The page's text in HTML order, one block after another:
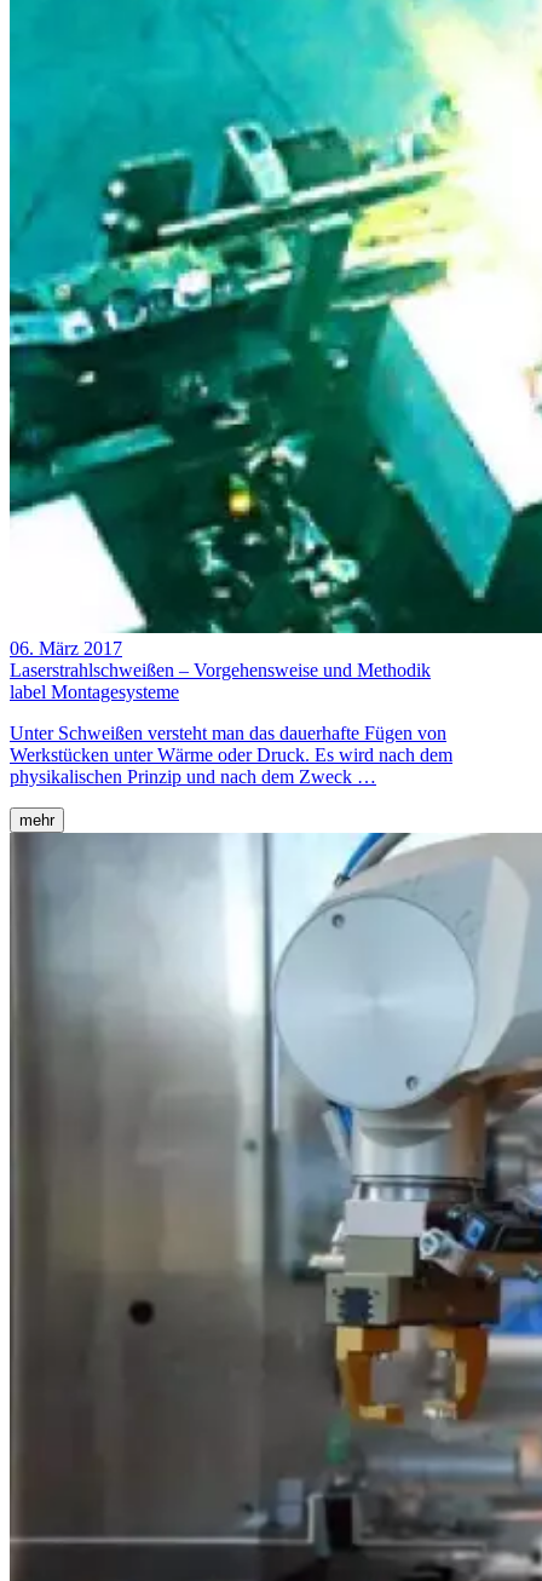
06. März 2017
Laserstrahlschweißen – Vorgehensweise und Methodik
label Montagesysteme
Unter Schweißen versteht man das dauerhafte Fügen von
Werkstücken unter Wärme oder Druck. Es wird nach dem
physikalischen Prinzip und nach dem Zweck …
mehr